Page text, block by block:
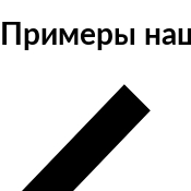
Примеры